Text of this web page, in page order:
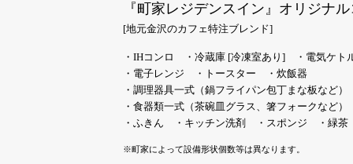
『町家レジデンスイン』オリジナ
[地元金沢のカフェ特注ブレンド]
・IHコンロ ・冷蔵庫 [冷凍室あり] ・電気ケト
・電子レンジ ・トースター ・炊飯器
・調理器具一式（鍋フライパン包丁まな板など）
・食器類一式（茶碗皿グラス、箸フォークなど）
・ふきん ・キッチン洗剤 ・スポンジ ・緑
※町家によって設備形状個数等は異なります。